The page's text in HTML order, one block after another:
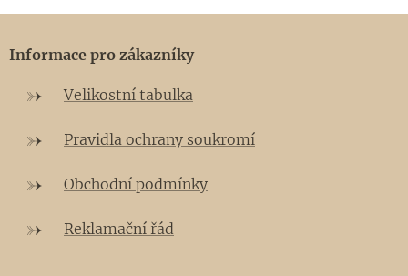
Informace pro zákazníky
Velikostní tabulka
Pravidla ochrany soukromí
Obchodní podmínky
Reklamační řád